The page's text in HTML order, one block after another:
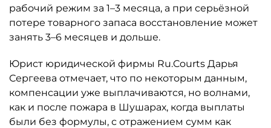
рабочий режим за 1–3 месяца, а при серьёзной
потере товарного запаса восстановление может
занять 3–6 месяцев и дольше.
Юрист юридической фирмы Ru.Courts Дарья
Сергеева отмечает, что по некоторым данным,
компенсации уже выплачиваются, но волнами,
как и после пожара в Шушарах, когда выплаты
были без формулы, с отражением сумм как